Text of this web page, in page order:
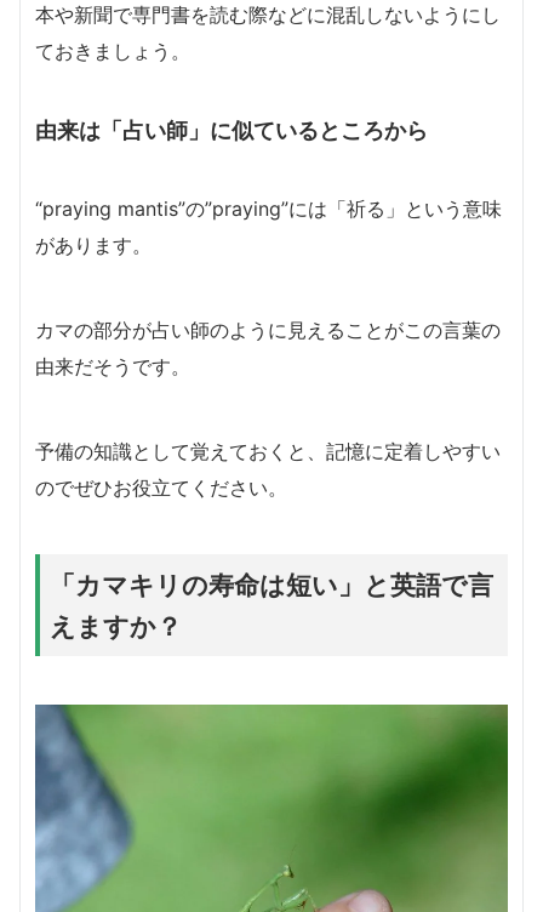
本や新聞で専門書を読む際などに混乱しないようにし
ておきましょう。
由来は「占い師」に似ているところから
“praying mantis”の”praying”には「祈る」という意味
があります。
カマの部分が占い師のように見えることがこの言葉の
由来だそうです。
予備の知識として覚えておくと、記憶に定着しやすい
のでぜひお役立てください。
「カマキリの寿命は短い」と英語で言
えますか？